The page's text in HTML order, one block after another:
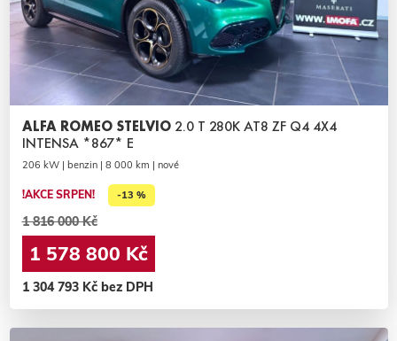
ALFA ROMEO STELVIO 2.0 T 280K AT8 ZF Q4 4X4
INTENSA *867* E
206 kW | benzin | 8 000 km | nové
!AKCE SRPEN! -13 %
1 816 000 Kč
1 578 800 Kč
1 304 793 Kč bez DPH